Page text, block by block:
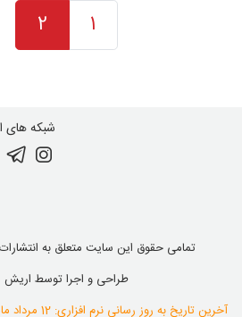
1
2
شبکه های
تمامی حقوق این سایت متعلق به
طراحی و اجرا توسط اریش
آخرین تاریخ به روز رسانی نرم افزاری: 12 مرداد ماه 1405 ساعت 18:25